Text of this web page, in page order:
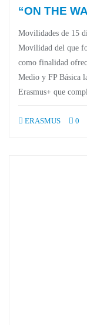
“ON THE
Movilidades de 15
Movilidad del que
como finalidad
Medio y FP Básica
Erasmus+ que
ERASMUS 0